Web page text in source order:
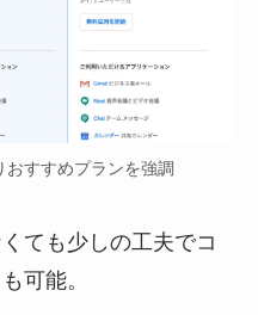
すすめプランを強調
ても少しの工夫でコ
可能。